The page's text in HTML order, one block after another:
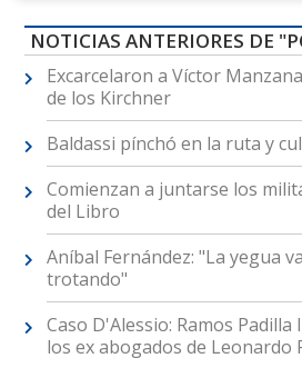
NOTICIAS ANTERIORES DE
Excarcelaron a Víctor
de los Kirchner
Baldassi pínchó en la ruta y
Comienzan a juntarse los
del Libro
Aníbal Fernández: "La yegua
trotando"
Caso D'Alessio: Ramos
los ex abogados de Leonardo